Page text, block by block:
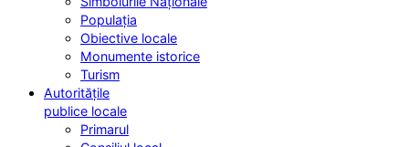
Populația
Obiective locale
Monumente istorice
Turism
Autoritățile
publice locale
Primarul